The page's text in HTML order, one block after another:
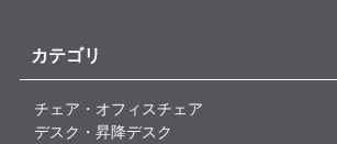
カテゴリ
チェア・オフィスチェア
デスク・昇降デスク